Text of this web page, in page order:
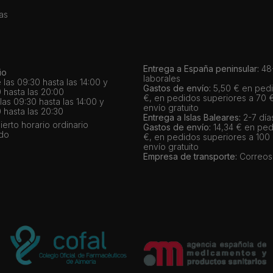
09:30 hasta las 14:00 y
hasta las 20:00
09:30 hasta las 14:00 y
las 20:30
horario ordinario
Entrega a España peninsular:
laborales
Gastos de envío: 5,50 € en
€, en pedidos superiores a 70
envío gratuito
Entrega a Islas Baleares: 2-7
Gastos de envío: 14,34 € en
€, en pedidos superiores a
envío gratuito
Empresa de transporte: